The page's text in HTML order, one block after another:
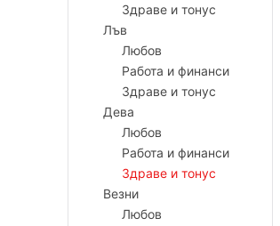
Здраве и тонус
Лъв
Любов
Работа и финанси
Здраве и тонус
Дева
Любов
Работа и финанси
Здраве и тонус
Везни
Любов